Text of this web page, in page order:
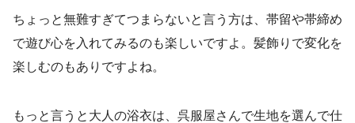
ちょっと無難すぎてつまらないと言う方は、帯留や帯締め
で遊び心を入れてみるのも楽しいですよ。髪飾りで変化を
楽しむのもありですよね。
もっと言うと大人の浴衣は、呉服屋さんで生地を選んで仕